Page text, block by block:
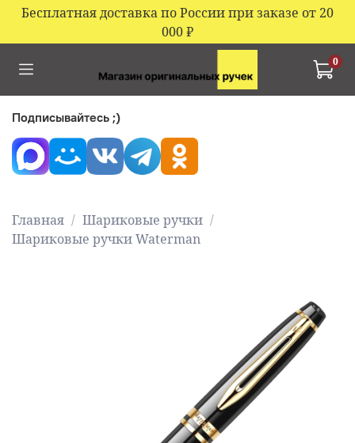
Бесплатная доставка по России при заказе от 20
000₽
0
Главная
Шариковые ручки
Шариковые ручки Waterman
Подписывайтесь ;)